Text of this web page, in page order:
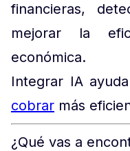
financieras,
mejorar la
económica.
Integrar IA
cobrar más
¿Qué vas a